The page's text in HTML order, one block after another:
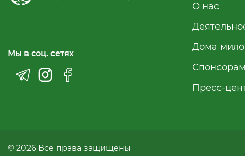
Мы в соц. сетях
О нас
Дома
Спонсорам
Пресс-
© 2026 Все права защищены